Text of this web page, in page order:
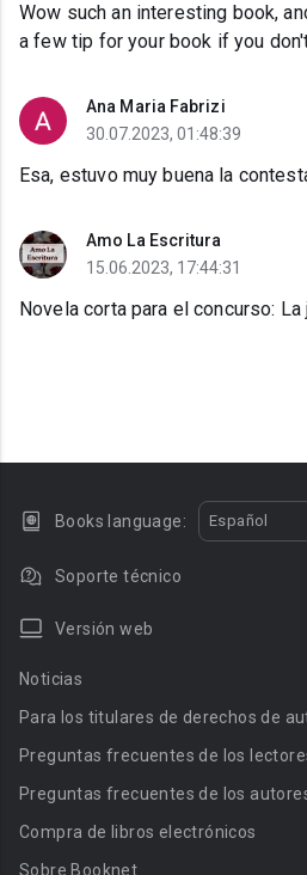
Wow such an interesting book,
a few tip for your book if you
Ana Maria Fabrizi
30.07.2023, 01:48:39
Esa, estuvo muy buena la
Amo La Escritura
15.06.2023, 17:44:31
Novela corta para el concurso:
Books language: Español
Soporte técnico
Versión web
Noticias
Para los titulares de derechos de
Preguntas frecuentes de los
Preguntas frecuentes de los
Compra de libros electrónicos
Sobre Booknet